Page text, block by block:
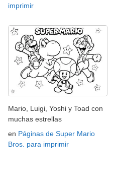
imprimir
Mario, Luigi, Yoshi y Toad con
muchas estrellas
en Páginas de Super Mario
Bros. para imprimir